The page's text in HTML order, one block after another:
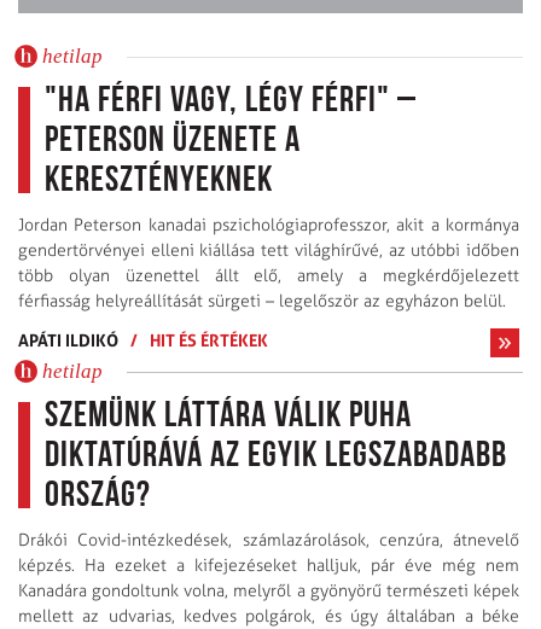
hetilap
"Ha férfi vagy, légy férfi" –
Peterson üzenete a
keresztényeknek
Jordan Peterson kanadai pszichológiapro­fesszor, akit a kormánya
gender­törvényei elleni kiállása tett világhírűvé, az utóbbi időben
több olyan üzenettel állt elő, amely a megkérdőjelezett
férfiasság helyreállítását sürgeti – legelőször az egyházon belül.
APÁTI ILDIKÓ / HIT ÉS ÉRTÉKEK
hetilap
Szemünk láttára válik puha
diktatúrává az egyik legszabadabb
ország?
Drákói Covid-intézkedések, számlazárolások, cenzúra, átnevelő
képzés. Ha ezeket a kifejezéseket halljuk, pár éve még nem
Kanadára gondoltunk volna, melyről a gyönyörű természeti képek
mellett az udvarias, kedves polgárok, és úgy általában a béke